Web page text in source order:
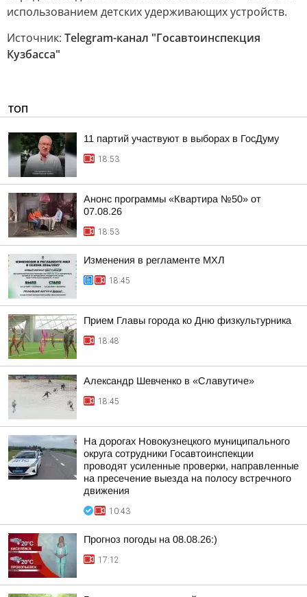
использованием детских удерживающих устройств.
Источник: Telegram-канал "Госавтоинспекция
Кузбасса"
ТОП
11 партий участвуют в выборах в ГосДуму
18:53
Анонс программы «Квартира №50» от
07.08.26
18:53
Изменения в регламенте МХЛ
18:45
Прием Главы города ко Дню физкультурника
18:48
Александр Шевченко в «Славутиче»
18:45
На дорогах Новокузнецкого муниципального
округа сотрудники Госавтоинспекции
проводят усиленные проверки, направленные
на пресечение выезда на полосу встречного
движения
10:43
Прогноз погоды на 08.08.26:)
17:12